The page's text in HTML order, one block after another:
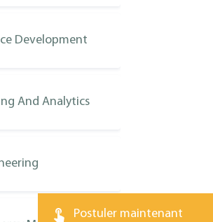
Development
And Analytics
Postuler maintenant